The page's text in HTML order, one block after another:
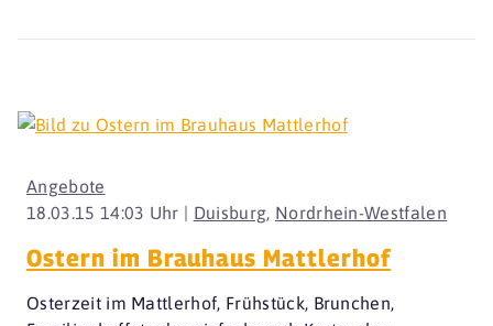
18.03.15 14:03 Uhr | Duisburg, Nordrhein-Westfalen
Angebote
Ostern im Brauhaus Mattlerhof
Osterzeit im Mattlerhof, Frühstück, Brunchen,